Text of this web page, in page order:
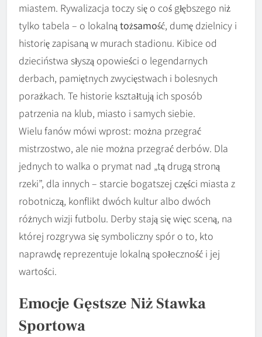
miastem. Rywalizacja toczy się o coś głębszego niż
tylko tabela – o lokalnątożsamość, dumę dzielnicy i
historię zapisaną w murach stadionu. Kibice od
dzieciństwa słyszą opowieści o legendarnych
derbach, pamiętnych zwycięstwach i bolesnych
porażkach. Te historie kształtują ich sposób
patrzenia na klub, miasto i samych siebie.
Wielu fanów mówi wprost: można przegrać
mistrzostwo, ale nie można przegrać derbów. Dla
jednych to walka o prymat nad „tą drugą stroną
rzeki”, dla innych – starcie bogatszej części miasta z
robotniczą, konflikt dwóch kultur albo dwóch
różnych wizji futbolu. Derby stają się więc sceną, na
której rozgrywa się symboliczny spór o to, kto
naprawdę reprezentuje lokalną społeczność i jej
wartości.
Emocje Gęstsze Niż Stawka
Sportowa